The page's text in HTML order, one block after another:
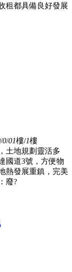
租都具備良好發展
/0/01樓/1樓
土地規劃靈活多
國道3號，方便物
熱發展重鎮，完美
廢?